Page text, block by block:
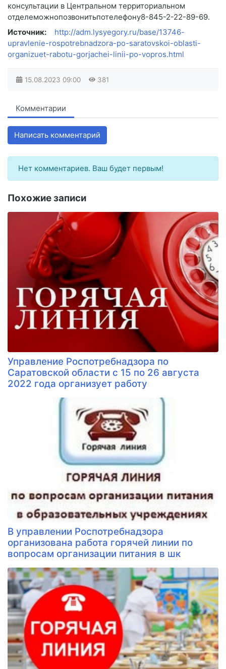
консультации в Центральном территориальном
отделеможнопозвонитьпотелефону8-845-2-22-89-69.
Источник:
http://adm.lysyegory.ru/base/13746-
upravlenie-rospotrebnadzora-po-saratovskoi-oblasti-
organizuet-rabotu-gorjachei-linii-po-vopros.html
15.08.2023 09:00 381
Комментарии
Написать комментарий
Нет комментариев. Ваш будет первым!
Похожие записи
​Управление Роспотребнадзора по
Саратовской области с 15 по 26 августа
2022 года организует работу
В управлении Роспотребнадзора
организована работа горячей линии по
вопросам организации питания в шк